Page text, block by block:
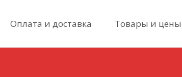
content
Оплата и доставка Товары и цены